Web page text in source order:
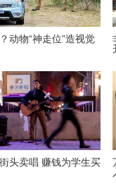
动物“神走位”造视觉
头卖唱 赚钱为学生买